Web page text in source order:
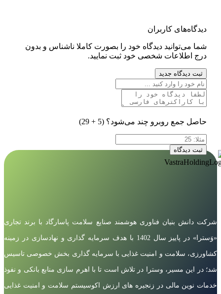
دیدگاه‌های کاربران
شما می‌توانید دیدگاه خود را بصورت کاملا ناشناس و بدون
درج اطلاعات شخصی خود ثبت نمایید.
ثبت دیدگاه جدید
حاصل جمع روبرو چند می‌شود؟ (5 + 29)
ثبت دیدگاه
شرکت دانش بنیان فناوری هوشمند صنایع سلامت پاسارگاد با برند تجاری
«وَسترا» در پاییز سال 1402 با هدف سرمایه گذاری و نهادسازی در زمینه
کشاورزی، سلامت و امنیت غذایی با سرمایه گذاری بخش خصوصی تاسیس
شد؛ در این مسیر، وسترا در تلاش است تا با اهرم سازی منابع بانکی و نفوذ
خدمات نوین مالی در زنجیره های ارزش اکوسیستم سلامت و امنیت غذایی